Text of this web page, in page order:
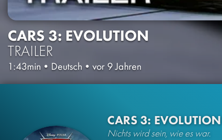
CARS 3: EVOLUTION
TRAILER
1:43min • Deutsch • vor 9 Jahren
CARS 3: EVOLUTION
Nichts wird sein, wie es war.